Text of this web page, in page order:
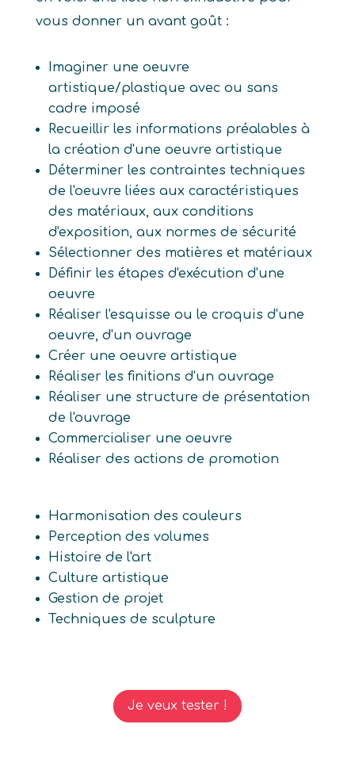
vous donner un avant goût :
Imaginer une oeuvre
artistique/plastique avec ou sans
cadre imposé
Recueillir les informations préalables à
la création d'une oeuvre artistique
Déterminer les contraintes techniques
de l'oeuvre liées aux caractéristiques
des matériaux, aux conditions
d'exposition, aux normes de sécurité
Sélectionner des matières et matériaux
Définir les étapes d'exécution d'une
oeuvre
Réaliser l'esquisse ou le croquis d'une
oeuvre, d'un ouvrage
Créer une oeuvre artistique
Réaliser les finitions d'un ouvrage
Réaliser une structure de présentation
de l'ouvrage
Commercialiser une oeuvre
Réaliser des actions de promotion
Harmonisation des couleurs
Perception des volumes
Histoire de l'art
Culture artistique
Gestion de projet
Techniques de sculpture
Je veux tester !